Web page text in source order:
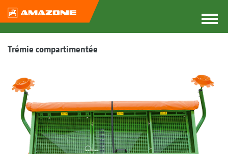
Trémie compartimentée